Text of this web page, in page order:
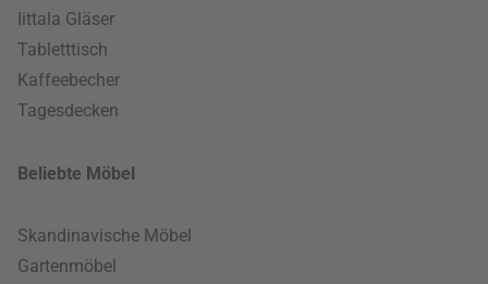
Iittala Gläser
Tabletttisch
Kaffeebecher
Tagesdecken
Beliebte Möbel
Skandinavische Möbel
Gartenmöbel